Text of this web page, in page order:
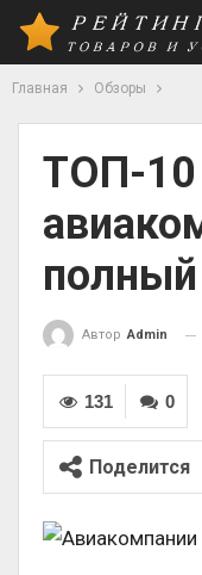
Главная Обзоры
ТОП-10
Автор Admin
0
131
Поделится